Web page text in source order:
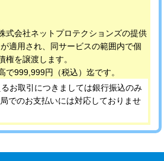
式会社ネットプロテクションズの提供
適用され、同サービスの範囲内で個
権を譲渡します。
で999,999円（税込）迄です。
お取引につきましては銀行振込のみ
でのお支払いには対応しておりませ